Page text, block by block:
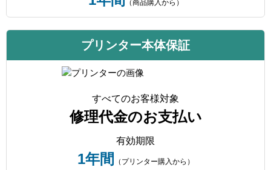
（商品購入から）
プリンター本体保証
すべてのお客様対象
修理代金のお支払い
有効期限
1年間 （プリンター購入から）